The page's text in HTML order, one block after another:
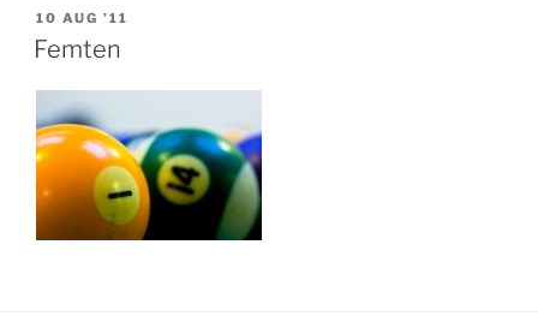
POSTED
ON
10 AUG ’11
Femten